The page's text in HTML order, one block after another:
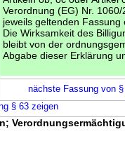
Verordnung (EG) Nr.
jeweils geltenden
Die Wirksamkeit des
bleibt von der
Abgabe dieser Erklärung
nächste Fassung von
§ 63 zeigen